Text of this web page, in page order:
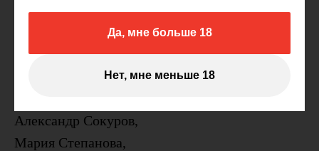
Да, мне больше 18
Нет, мне меньше 18
Петр Луцик,
Никита Михалков,
Константин Мурзенко,
Александр Расторгуев,
Александр Сокуров,
Мария Степанова,